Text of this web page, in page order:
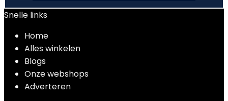
Snelle links
Home
Alles winkelen
Blogs
Onze webshops
Adverteren